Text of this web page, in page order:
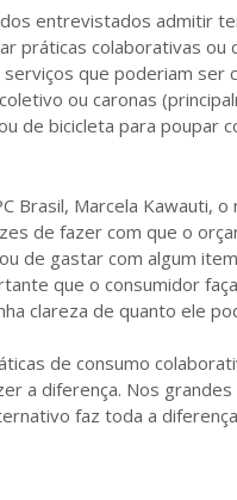
entrevistados admitir
práticas colaborativas
que poderiam ser
ou caronas
de bicicleta para
Brasil, Marcela Kawauti,
de fazer com que o
de gastar com algum
que o consumidor
clareza de quanto ele
de consumo
a diferença. Nos
faz toda a